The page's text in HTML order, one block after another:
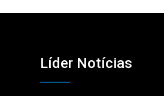
Líder Notícias